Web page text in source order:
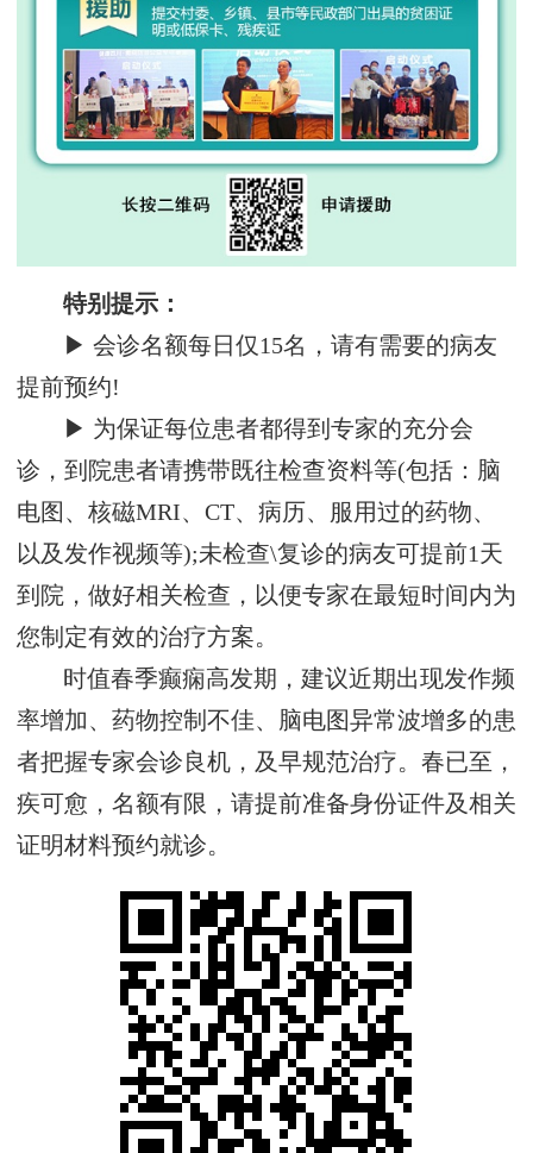
特别提示：
▶ 会诊名额每日仅15名，请有需要的病友
提前预约!
▶ 为保证每位患者都得到专家的充分会
诊，到院患者请携带既往检查资料等(包括：脑
电图、核磁MRI、CT、病历、服用过的药物、
以及发作视频等);未检查\复诊的病友可提前1天
到院，做好相关检查，以便专家在最短时间内为
您制定有效的治疗方案。
时值春季癫痫高发期，建议近期出现发作频
率增加、药物控制不佳、脑电图异常波增多的患
者把握专家会诊良机，及早规范治疗。春已至，
疾可愈，名额有限，请提前准备身份证件及相关
证明材料预约就诊。